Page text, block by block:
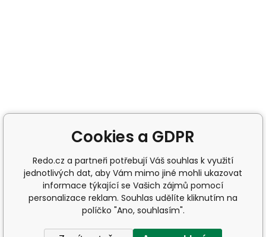
Cookies a GDPR
Redo.cz a partneři potřebují Váš souhlas k využití
jednotlivých dat, aby Vám mimo jiné mohli ukazovat
informace týkající se Vašich zájmů pomocí
personalizace reklam. Souhlas udělíte kliknutím na
políčko "Ano, souhlasím".